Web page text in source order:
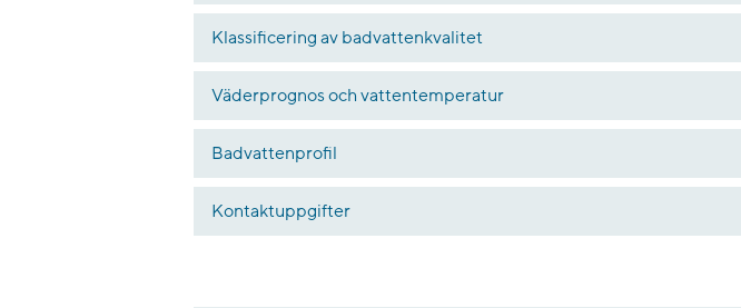
Klassificering av badvattenkvalitet
Väderprognos och vattentemperatur
Badvattenprofil
Kontaktuppgifter